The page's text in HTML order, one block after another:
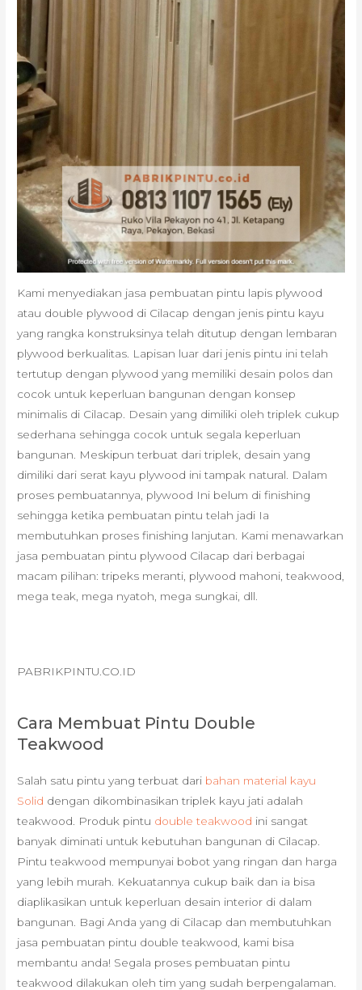
Kami menyediakan jasa pembuatan pintu lapis plywood
atau double plywood di Cilacap dengan jenis pintu kayu
yang rangka konstruksinya telah ditutup dengan lembaran
plywood berkualitas. Lapisan luar dari jenis pintu ini telah
tertutup dengan plywood yang memiliki desain polos dan
cocok untuk keperluan bangunan dengan konsep
minimalis di Cilacap. Desain yang dimiliki oleh triplek cukup
sederhana sehingga cocok untuk segala keperluan
bangunan. Meskipun terbuat dari triplek, desain yang
dimiliki dari serat kayu plywood ini tampak natural. Dalam
proses pembuatannya, plywood Ini belum di finishing
sehingga ketika pembuatan pintu telah jadi Ia
membutuhkan proses finishing lanjutan. Kami menawarkan
jasa pembuatan pintu plywood Cilacap dari berbagai
macam pilihan: tripeks meranti, plywood mahoni, teakwood,
mega teak, mega nyatoh, mega sungkai, dll.
PABRIKPINTU.CO.ID
Cara Membuat Pintu Double
Teakwood
Salah satu pintu yang terbuat dari bahan material kayu
Solid dengan dikombinasikan triplek kayu jati adalah
teakwood. Produk pintu double teakwood ini sangat
banyak diminati untuk kebutuhan bangunan di Cilacap.
Pintu teakwood mempunyai bobot yang ringan dan harga
yang lebih murah. Kekuatannya cukup baik dan ia bisa
diaplikasikan untuk keperluan desain interior di dalam
bangunan. Bagi Anda yang di Cilacap dan membutuhkan
jasa pembuatan pintu double teakwood, kami bisa
membantu anda! Segala proses pembuatan pintu
teakwood dilakukan oleh tim yang sudah berpengalaman.